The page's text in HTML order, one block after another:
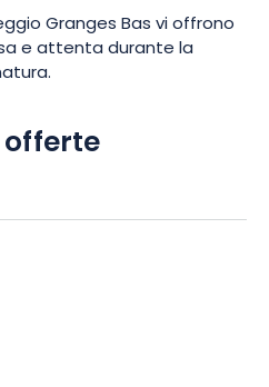
Granges Bas vi offrono
e attenta durante la